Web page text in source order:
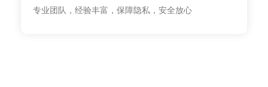
专业团队，经验丰富，保障隐私，安全放心